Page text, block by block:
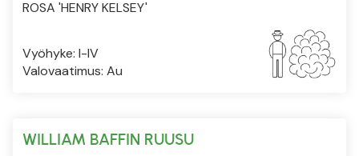
ROSA 'HENRY KELSEY'
Vyöhyke: I-IV
Valovaatimus: Au
WILLIAM BAFFIN RUUSU